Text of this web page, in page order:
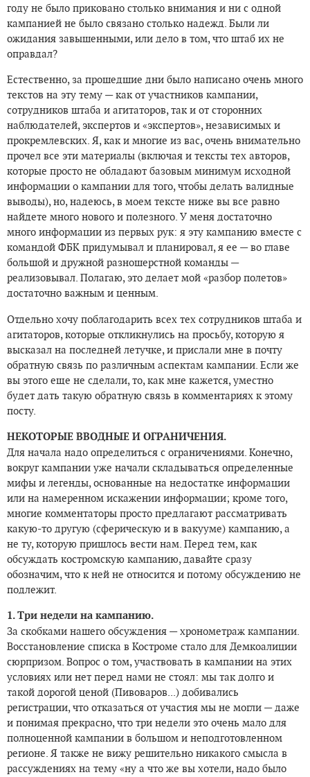
году не было приковано столько внимания и ни с одной
кампанией не было связано столько надежд. Были ли
ожидания завышенными, или дело в том, что штаб их не
оправдал?
Естественно, за прошедшие дни было написано очень много
текстов на эту тему — как от участников кампании,
сотрудников штаба и агитаторов, так и от сторонних
наблюдателей, экспертов и «экспертов», независимых и
прокремлевских. Я, как и многие из вас, очень внимательно
прочел все эти материалы (включая и тексты тех авторов,
которые просто не обладают базовым минимум исходной
информации о кампании для того, чтобы делать валидные
выводы), но, надеюсь, в моем тексте ниже вы все равно
найдете много нового и полезного. У меня достаточно
много информации из первых рук: я эту кампанию вместе с
командой ФБК придумывал и планировал, я ее — во главе
большой и дружной разношерстной команды —
реализовывал. Полагаю, это делает мой «разбор полетов»
достаточно важным и ценным.
Отдельно хочу поблагодарить всех тех сотрудников штаба и
агитаторов, которые откликнулись на просьбу, которую я
высказал на последней летучке, и прислали мне в почту
обратную связь по различным аспектам кампании. Если же
вы этого еще не сделали, то, как мне кажется, уместно
будет дать такую обратную связь в комментариях к этому
посту.
НЕКОТОРЫЕ ВВОДНЫЕ И ОГРАНИЧЕНИЯ.
Для начала надо определиться с ограничениями. Конечно,
вокруг кампании уже начали складываться определенные
мифы и легенды, основанные на недостатке информации
или на намеренном искажении информации; кроме того,
многие комментаторы просто предлагают рассматривать
какую-то другую (сферическую и в вакууме) кампанию, а
не ту, которую пришлось вести нам. Перед тем, как
обсуждать костромскую кампанию, давайте сразу
обозначим, что к ней не относится и потому обсуждению не
подлежит.
1. Три недели на кампанию.
За скобками нашего обсуждения — хронометраж кампании.
Восстановление списка в Костроме стало для Демкоалиции
сюрпризом. Вопрос о том, участвовать в кампании на этих
условиях или нет перед нами не стоял: мы так долго и
такой дорогой ценой (Пивоваров...) добивались
регистрации, что отказаться от участия мы не могли — даже
и понимая прекрасно, что три недели это очень мало для
полноценной кампании в большом и неподготовленном
регионе. Я также не вижу решительно никакого смысла в
рассуждениях на тему «ну а что же вы хотели, надо было